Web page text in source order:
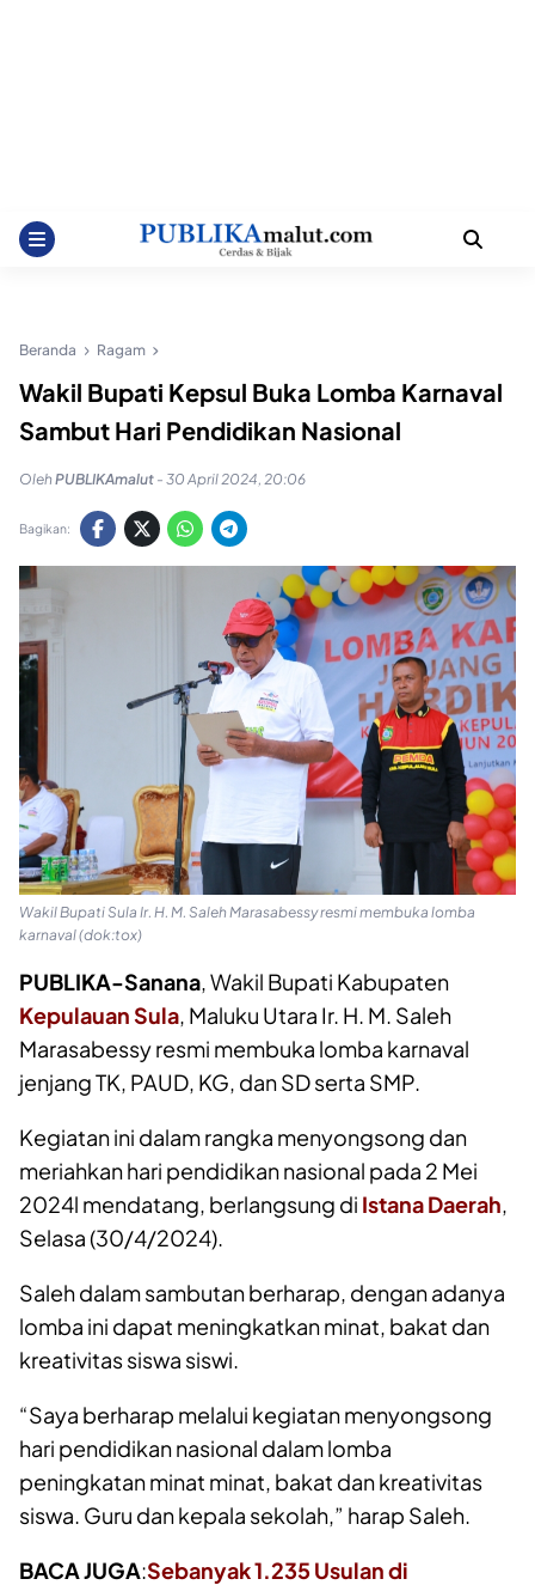
Beranda Ragam
Wakil Bupati Kepsul Buka Lomba Karnaval
Sambut Hari Pendidikan Nasional
OlehPUBLIKAmalut - 30 April 2024, 20:06
Bagikan:
Wakil Bupati Sula Ir. H. M. Saleh Marasabessy resmi membuka lomba
karnaval (dok:tox)
PUBLIKA-Sanana, Wakil Bupati Kabupaten
Kepulauan Sula, Maluku Utara Ir. H. M. Saleh
Marasabessy resmi membuka lomba karnaval
jenjang TK, PAUD, KG, dan SD serta SMP.
Kegiatan ini dalam rangka menyongsong dan
meriahkan hari pendidikan nasional pada 2 Mei
2024l mendatang, berlangsung di Istana Daerah,
Selasa (30/4/2024).
Saleh dalam sambutan berharap, dengan adanya
lomba ini dapat meningkatkan minat, bakat dan
kreativitas siswa siswi.
“Saya berharap melalui kegiatan menyongsong
hari pendidikan nasional dalam lomba
peningkatan minat minat, bakat dan kreativitas
siswa. Guru dan kepala sekolah,” harap Saleh.
BACA JUGA:Sebanyak 1.235 Usulan di